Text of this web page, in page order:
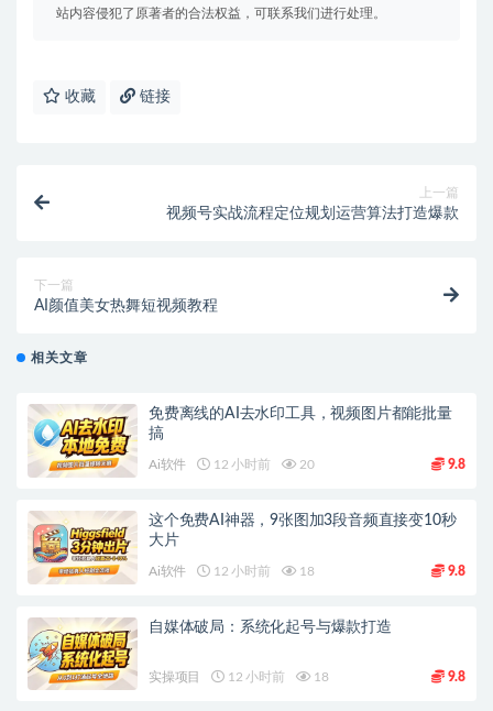
站内容侵犯了原著者的合法权益，可联系我们进行处理。
收藏 链接
上一篇
视频号实战流程定位规划运营算法打造爆款
下一篇
AI颜值美女热舞短视频教程
相关文章
免费离线的AI去水印工具，视频图片都能批量
搞
Ai软件 12 小时前 20 9.8
这个免费AI神器，9张图加3段音频直接变10秒
大片
Ai软件 12 小时前 18 9.8
自媒体破局：系统化起号与爆款打造
实操项目 12 小时前 18 9.8